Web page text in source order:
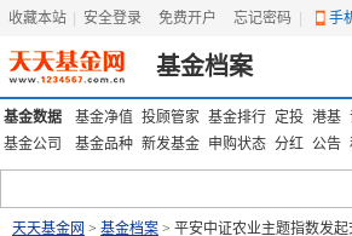
收藏本站 安全登录 免费开户 忘记密码 手
基金档案
基金数据 基金净值 投顾管家 基金排行 定投 港基
基金公司
基金品种 新发基金 申购状态 分红 公告
天天基金网 > 基金档案 > 平安中证农业主题指数发